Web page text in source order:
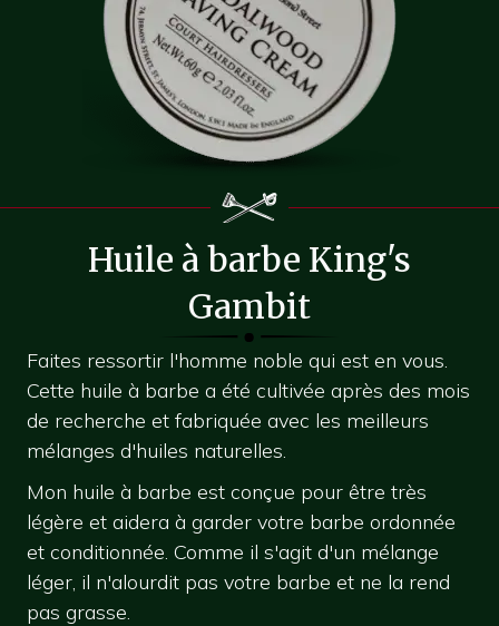
Huile à barbe King's
Gambit
Faites ressortir l'homme noble qui est en vous.
Cette huile à barbe a été cultivée après des mois
de recherche et fabriquée avec les meilleurs
mélanges d'huiles naturelles.
Mon huile à barbe est conçue pour être très
légère et aidera à garder votre barbe ordonnée
et conditionnée. Comme il s'agit d'un mélange
léger, il n'alourdit pas votre barbe et ne la rend
pas grasse.